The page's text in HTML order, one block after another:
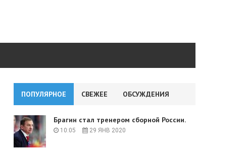
ПОПУЛЯРНОЕ СВЕЖЕЕ ОБСУЖДЕНИЯ
Брагин стал тренером сборной России.
10:05 29 ЯНВ 2020